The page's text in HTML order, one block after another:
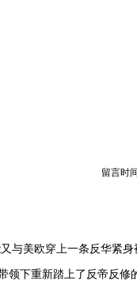
留言时
与美欧穿上一条反华紧身
领下重新踏上了反帝反修